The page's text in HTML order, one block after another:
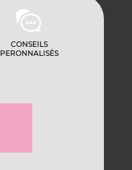
CONSEILS
PERONNALISÉS